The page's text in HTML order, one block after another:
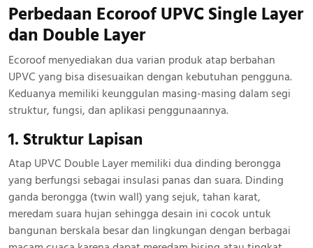
Perbedaan Ecoroof UPVC Single Layer
dan Double Layer
Ecoroof menyediakan dua varian produk atap berbahan
UPVC yang bisa disesuaikan dengan kebutuhan pengguna.
Keduanya memiliki keunggulan masing-masing dalam segi
struktur, fungsi, dan aplikasi penggunaannya.
1. Struktur Lapisan
Atap UPVC Double Layer memiliki dua dinding berongga
yang berfungsi sebagai insulasi panas dan suara. Dinding
ganda berongga (twin wall) yang sejuk, tahan karat,
meredam suara hujan sehingga desain ini cocok untuk
bangunan berskala besar dan lingkungan dengan berbagai